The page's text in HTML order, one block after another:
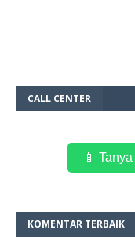
CALL CENTER
📱
KOMENTAR TERBAIK